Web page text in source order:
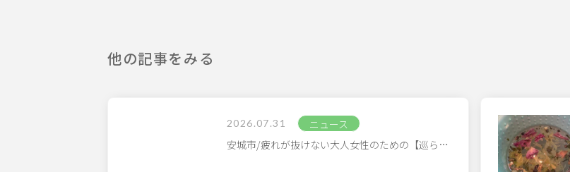
他の記事をみる
2026.07.31
ニュース
安城市/疲れが抜けない大人女性のための【巡ら…